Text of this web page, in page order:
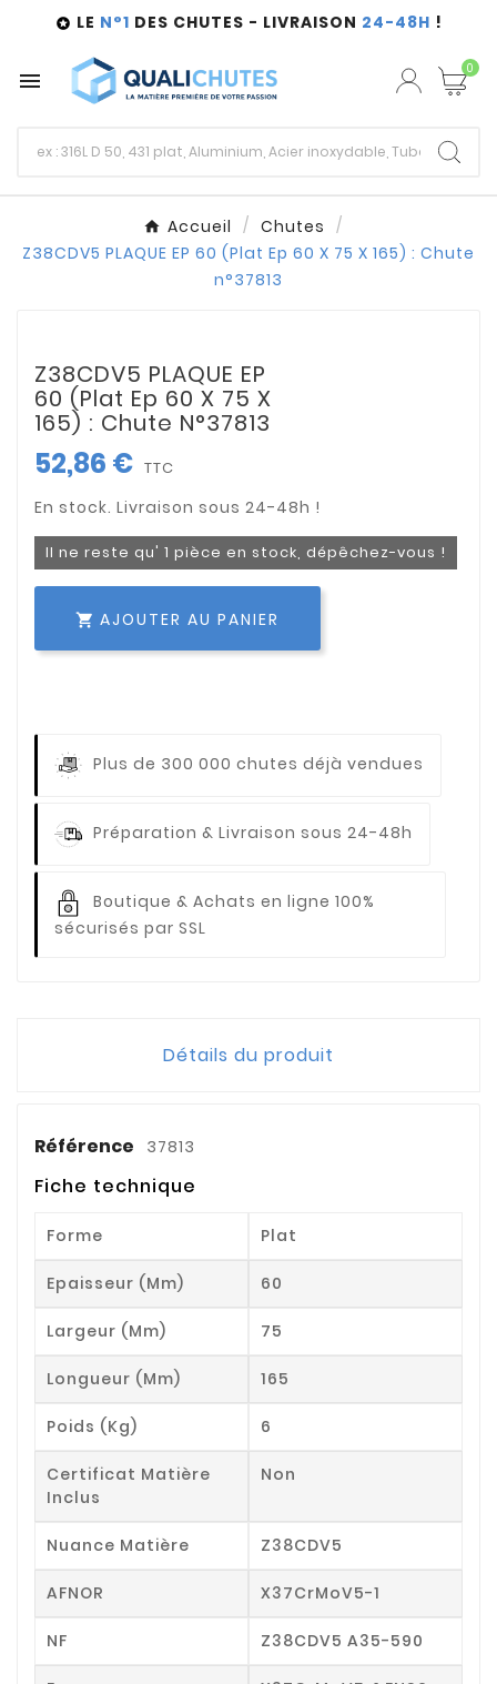
 LE N°1 DES CHUTES - LIVRAISON 24-48H !
 0
Accueil
Chutes
Z38CDV5 PLAQUE EP 60 (Plat Ep 60 X 75 X 165) : Chute
n°37813
Z38CDV5 PLAQUE EP
60 (Plat Ep 60 X 75 X
165) : Chute N°37813
52,86 € TTC
Il ne reste qu' 1 pièce en stock, dépêchez-vous !
 AJOUTER AU PANIER
Plus de 300 000 chutes déjà vendues
Préparation & Livraison sous 24-48h
Boutique & Achats en ligne 100%
sécurisés par SSL
Détails du produit
Référence 37813
Fiche technique
Forme Plat
Epaisseur (mm) 60
Largeur (mm) 75
Longueur (mm) 165
Poids (kg) 6
Certificat Matière
Inclus
Non
Nuance Matière Z38CDV5
AFNOR X37CrMoV5-1
NF Z38CDV5 A35-590